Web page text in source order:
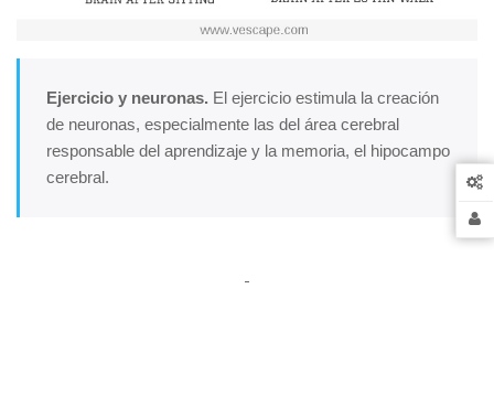
Ejercicio y neuronas. El ejercicio estimula la creación
de neuronas, especialmente las del área cerebral
responsable del aprendizaje y la memoria, el hipocampo
cerebral.